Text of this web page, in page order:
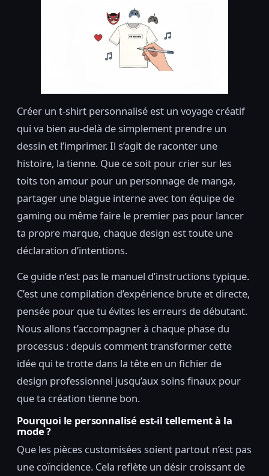
Créer un t-shirt personnalisé est un voyage créatif
qui va bien au-delà de simplement prendre un
dessin et l’imprimer. Il s’agit de raconter une
histoire, la tienne. Que ce soit pour crier sur les
toits ton amour pour un personnage de manga,
partager une blague interne avec ton équipe de
gaming ou même faire le premier pas pour lancer
ta propre marque, chaque design est toute une
déclaration d’intentions.
Ce guide n’est pas le manuel d’instructions typique.
C’est une compilation d’expérience brute et directe,
pensée pour que tu évites les erreurs de débutant.
Nous allons t’accompagner à chaque phase du
processus : depuis comment transformer cette
idée qui te trotte dans la tête en un fichier de
design professionnel jusqu’aux soins finaux pour
que ta création tienne bon.
Pourquoi le personnalisé est-il tellement à la
mode ?
Que les pièces customisées soient partout n’est pas
une coïncidence. Cela reflète un désir croissant de